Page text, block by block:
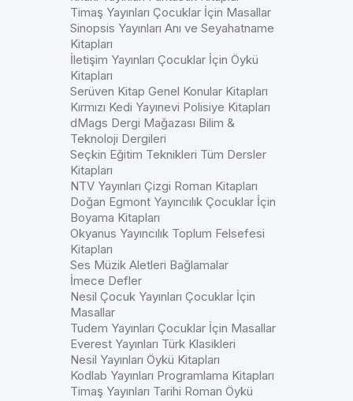
Timaş Yayınları Çocuklar İçin Masallar
Sinopsis Yayınları Anı ve Seyahatname
Kitapları
İletişim Yayınları Çocuklar İçin Öykü
Kitapları
Serüven Kitap Genel Konular Kitapları
Kırmızı Kedi Yayınevi Polisiye Kitapları
dMags Dergi Mağazası Bilim &
Teknoloji Dergileri
Seçkin Eğitim Teknikleri Tüm Dersler
Kitapları
NTV Yayınları Çizgi Roman Kitapları
Doğan Egmont Yayıncılık Çocuklar İçin
Boyama Kitapları
Okyanus Yayıncılık Toplum Felsefesi
Kitapları
Ses Müzik Aletleri Bağlamalar
İmece Defler
Nesil Çocuk Yayınları Çocuklar İçin
Masallar
Tudem Yayınları Çocuklar İçin Masallar
Everest Yayınları Türk Klasikleri
Nesil Yayınları Öykü Kitapları
Kodlab Yayınları Programlama Kitapları
Timaş Yayınları Tarihi Roman Öykü